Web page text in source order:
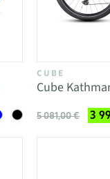
CUBE
Cube
5 081,00 € 3